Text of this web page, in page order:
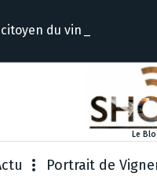
du
Le
Portrait de